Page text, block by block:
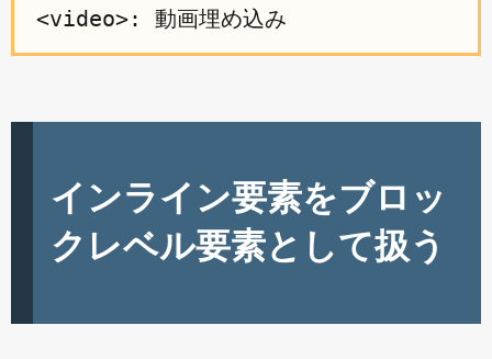
インライン要素をブロッ
クレベル要素として扱う